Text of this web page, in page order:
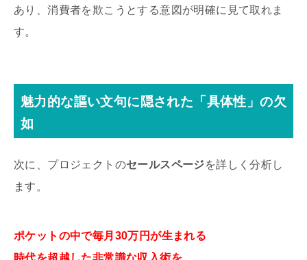
あり、消費者を欺こうとする意図が明確に見て取れま
す。
魅力的な謳い文句に隠された「具体性」の欠
如
次に、プロジェクトのセールスページを詳しく分析し
ます。
ポケットの中で毎月30万円が生まれる
時代を超越した非常識な収入術を